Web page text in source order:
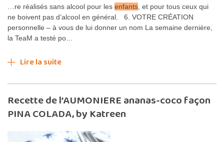
…re réalisés sans alcool pour les enfants , et pour tous ceux qui
ne boivent pas d’alcool en général. 6. VOTRE CRÉATION
personnelle – à vous de lui donner un nom La semaine dernière,
la TeaM a testé po…
Lire la suite
Recette de l’AUMONIERE ananas-coco façon
PINA COLADA, by Katreen